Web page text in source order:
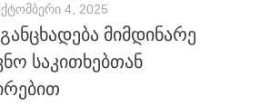
4, 2025
მიმდინარე
საკითხებთან